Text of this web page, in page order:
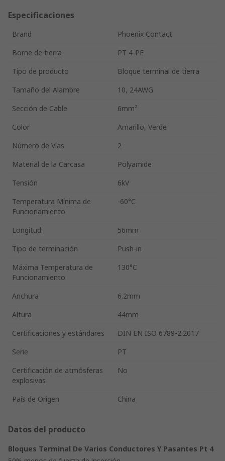
Especificaciones
Brand
Phoenix Contact
Borne de tierra
PT 4-PE
Tipo de producto
Bloque terminal de tierra
Tamaño del Alambre
10, 24AWG
Sección de Cable
6mm²
Color
Amarillo, Verde
Número de Vías
2
Material de la Carcasa
Polyamide
Tensión
6kV
Temperatura Mínima de
Funcionamiento
-60°C
Longitud:
56mm
Tipo de terminación
Push-in
Máxima Temperatura de
Funcionamiento
130°C
Anchura
6.2mm
Altura
44mm
Certificaciones y estándares
DIN EN ISO 6789-2:2017
Serie
PT
Certificación de atmósferas
explosivas
No
País de Origen China
Datos del producto
Bloques Terminal De Varios Conductores Y Pasantes Pt 4